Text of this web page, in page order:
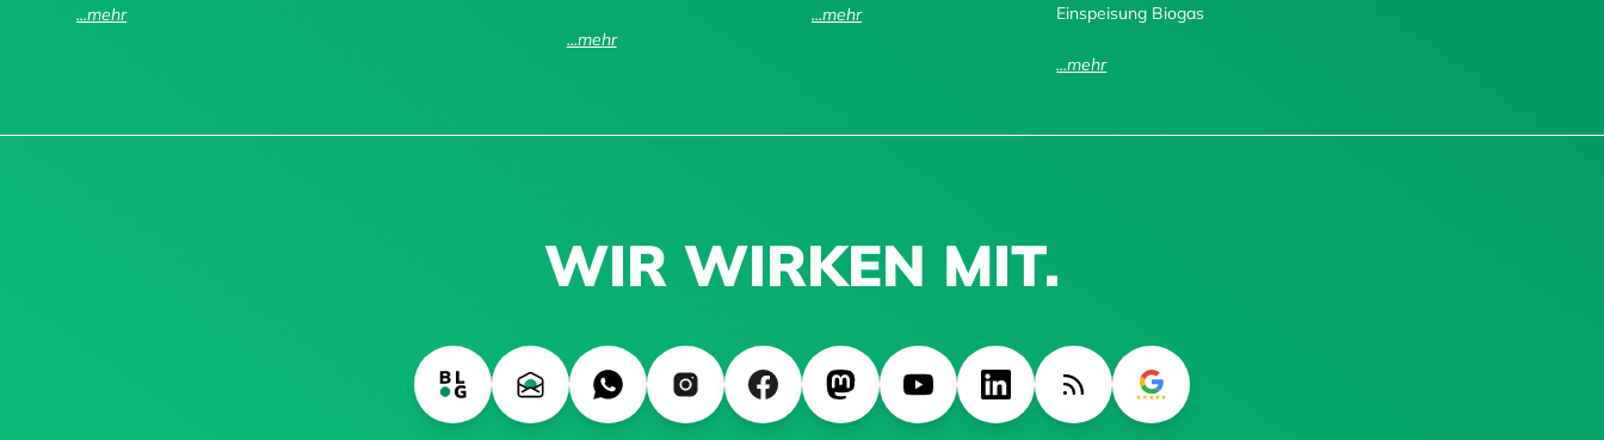
...mehr
...mehr
...mehr
Einspeisung Biogas
...mehr
WIR WIRKEN MIT.